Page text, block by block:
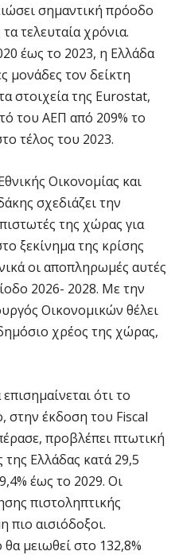
σημαντική πρόοδο
τελευταία χρόνια.
έως το 2023, η Ελλάδα
μονάδες τον δείκτη
στοιχεία της Eurostat,
του ΑΕΠ από 209% το
τέλος του 2023.
Οικονομίας και
σχεδιάζει την
της χώρας για
ξεκίνημα της κρίσης
οι αποπληρωμές αυτές
2026- 2028. Με την
Οικονομικών θέλει
χρέος της χώρας,
ότι το
στην έκδοση του Fiscal
προβλέπει πτωτική
Ελλάδας κατά 29,5
έως το 2029. Οι
πιστοληπτικής
πιο αισιόδοξοι.
μειωθεί στο 132,8%